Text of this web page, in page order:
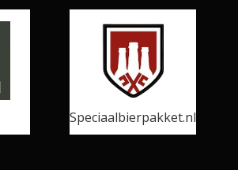
Speciaalbierpakket.nl